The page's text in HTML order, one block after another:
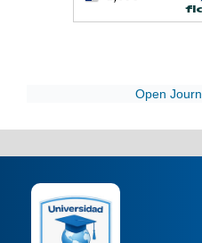
Open